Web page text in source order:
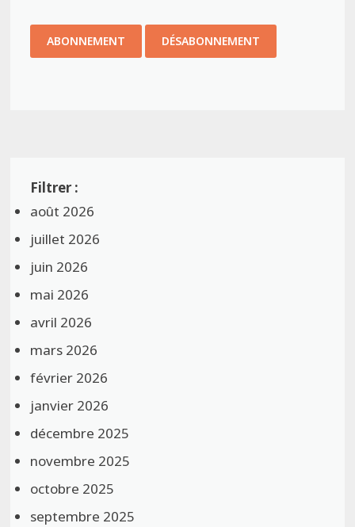
août 2026
juillet 2026
juin 2026
mai 2026
avril 2026
mars 2026
février 2026
janvier 2026
décembre 2025
novembre 2025
octobre 2025
septembre 2025